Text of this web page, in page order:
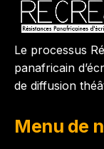
Le processus
panafricain
de diffusion
Menu de